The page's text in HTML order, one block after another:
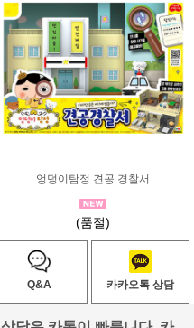
엉덩이탐정 견공 경찰서
(품절)
Q&A 카카오톡 상담